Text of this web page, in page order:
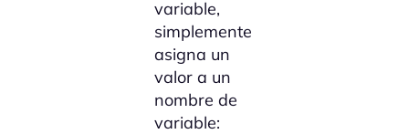
variable,
simplemente
asigna un
valor a un
nombre de
variable: